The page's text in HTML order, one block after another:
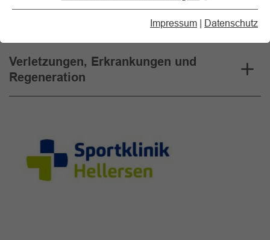
Impressum | Datenschutz
Training, Belastung und
Verletzungen, Erkrankungen und
Regeneration